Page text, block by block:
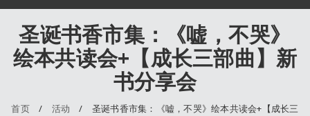
圣诞书香市集：《嘘，不哭》
绘本共读会+【成长三部曲】新
书分享会
首页 / 活动 /
圣诞书香市集：《嘘，不哭》绘本共读会+【成长三